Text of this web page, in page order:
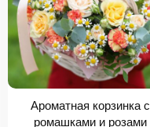
Ароматная корзинка с
ромашками и розами